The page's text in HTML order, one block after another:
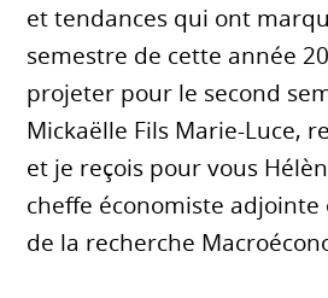
et tendances qui ont
semestre de cette année
projeter pour le second
Mickaëlle Fils Marie-Luce,
et je reçois pour vous
cheffe économiste adjointe
de la recherche